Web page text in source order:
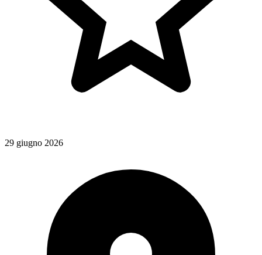
29 giugno 2026